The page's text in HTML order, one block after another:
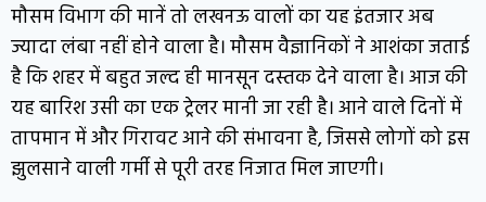
मौसम विभाग की मानें तो लखनऊ वालों का यह इंतजार अब
ज्यादा लंबा नहीं होने वाला है। मौसम वैज्ञानिकों ने आशंका जताई
है कि शहर में बहुत जल्द ही मानसून दस्तक देने वाला है। आज की
यह बारिश उसी का एक ट्रेलर मानी जा रही है। आने वाले दिनों में
तापमान में और गिरावट आने की संभावना है, जिससे लोगों को इस
झुलसाने वाली गर्मी से पूरी तरह निजात मिल जाएगी।